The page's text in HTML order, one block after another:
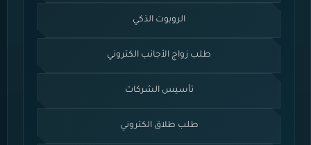
الروبوت الذكي
طلب زواج الأجانب الكتروني
تأسيس الشركات
طلب طلاق الكتروني